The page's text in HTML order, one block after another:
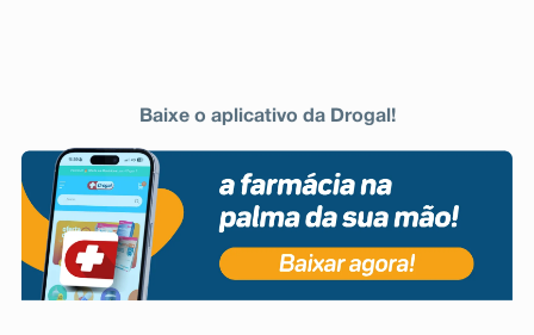
Baixe o aplicativo da Drogal!